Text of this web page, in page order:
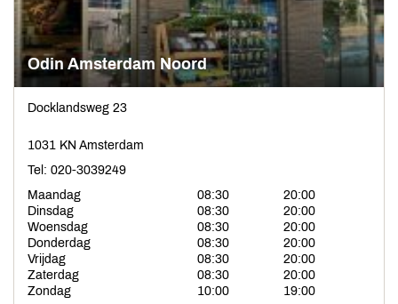
Odin Amsterdam Noord
Docklandsweg 23
1031 KN Amsterdam
Tel: 020-3039249
Maandag
08:30
20:00
Dinsdag
08:30
20:00
Woensdag
08:30
20:00
Donderdag
08:30
20:00
Vrijdag
08:30
20:00
Zaterdag
08:30
20:00
Zondag
10:00
19:00